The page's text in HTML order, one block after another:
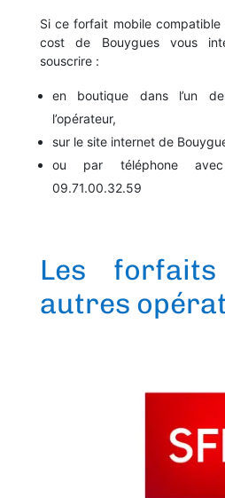
Si ce forfait mobile compatible
cost de Bouygues vous
souscrire :
en boutique dans l’un
l’opérateur,
sur le site internet de
ou par téléphone
09.71.00.32.59
Les
autres